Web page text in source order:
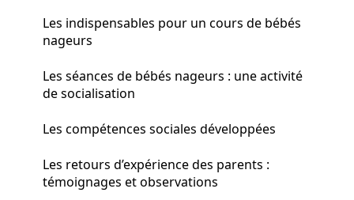
Les indispensables pour un cours de bébés
nageurs
Les séances de bébés nageurs : une activité
de socialisation
Les compétences sociales développées
Les retours d’expérience des parents :
témoignages et observations